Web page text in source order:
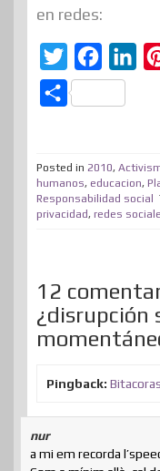
en redes:
w
t
e
r
a
c
b
o
o
e
d
I
C
p
a
r
Posted in 2010,
humanos, educacion,
Responsabilidad social
privacidad, redes
12
¿disrupción
Pingback:
nur
a mi em recorda